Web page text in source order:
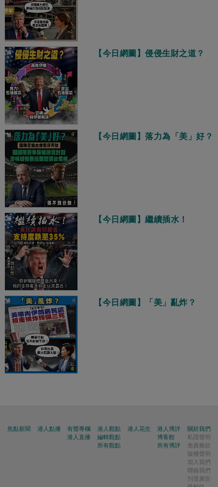
【今日網圖】侵侵生財之道？
【今日網圖】落力為「美」好？
【今日網圖】繼續插水！
【今日網圖】「美」亂炸？
焦點新聞 港人點播
有聲專欄
港人直播
港人觀點
編輯觀點
所有觀點
港人花生
港人博評
博客館
所有博評
關於我們
私隱聲明
免責條款
版權聲明
加入我們
聯絡我們
刊登廣告